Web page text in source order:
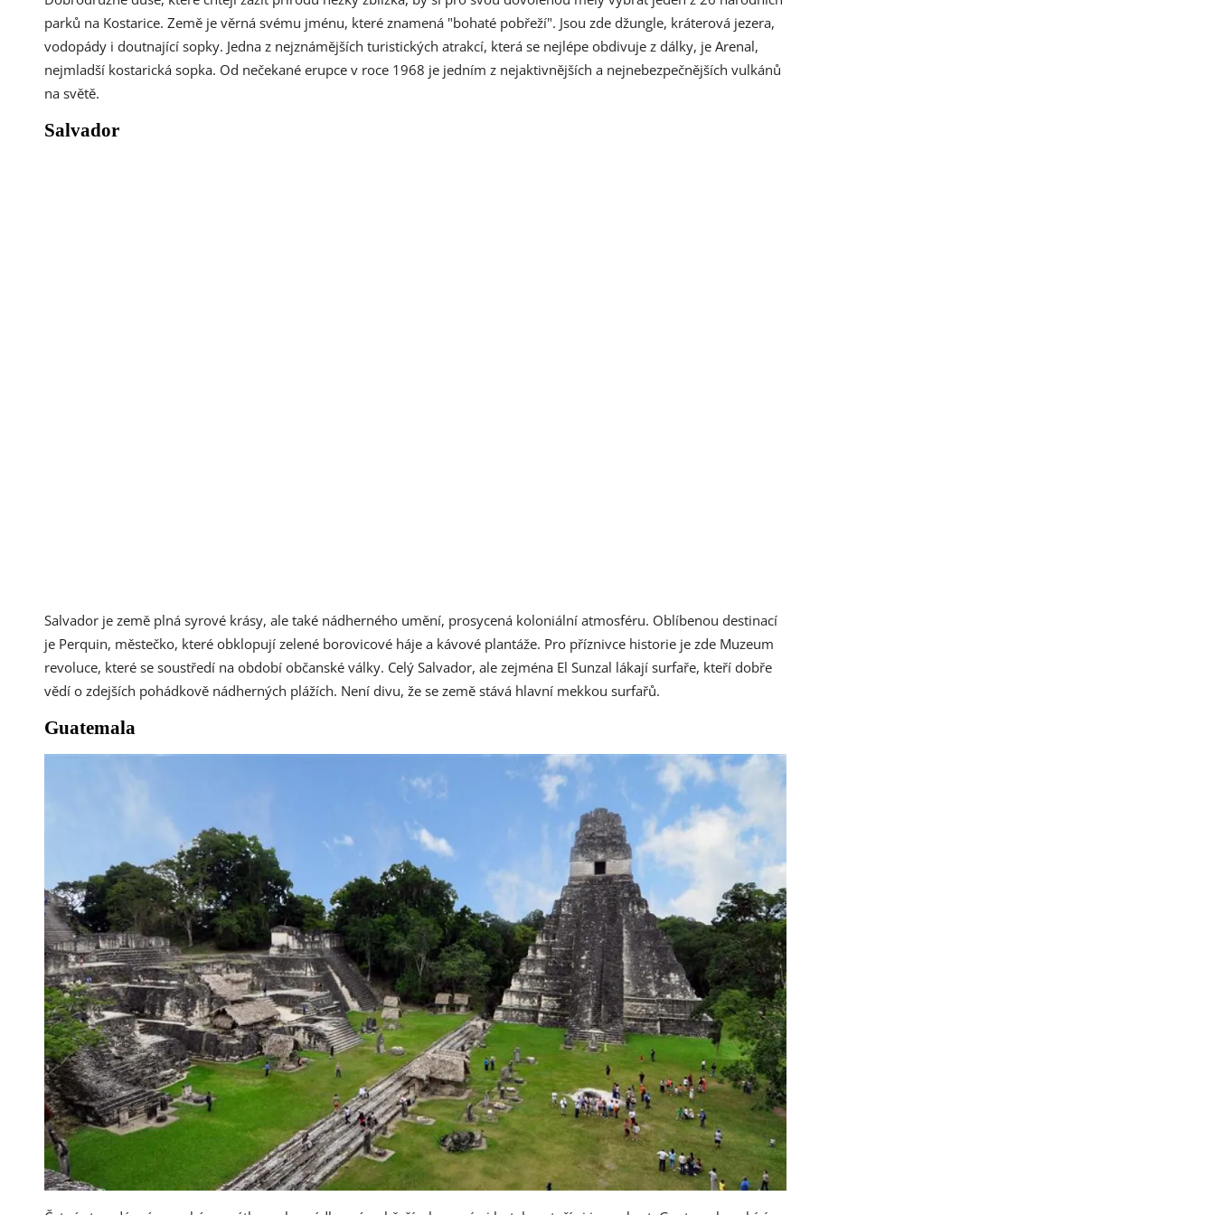
parků na Kostarice. Země je věrná svému jménu, které znamená "bohaté pobřeží". Jsou zde džungle, kráterová jezera,
vodopády i doutnající sopky. Jedna z nejznámějších turistických atrakcí, která se nejlépe obdivuje z dálky, je Arenal,
nejmladší kostarická sopka. Od nečekané erupce v roce 1968 je jedním z nejaktivnějších a nejnebezpečnějších vulkánů
na světě.
Salvador
Salvador je země plná syrové krásy, ale také nádherného umění, prosycená koloniální atmosféru. Oblíbenou destinací
je Perquin, městečko, které obklopují zelené borovicové háje a kávové plantáže. Pro příznivce historie je zde Muzeum
revoluce, které se soustředí na období občanské války. Celý Salvador, ale zejména El Sunzal lákají surfaře, kteří dobře
vědí o zdejších pohádkově nádherných plážích. Není divu, že se země stává hlavní mekkou surfařů.
Guatemala